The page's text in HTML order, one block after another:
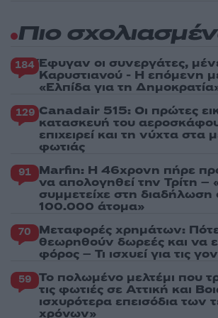
Πιο
184 Έφυγαν οι συνεργάτες,
Καρυστιανού - Η επόμενη
«Ελπίδα για τη
129 Canadair 515: Οι πρώτες
κατασκευή του
επιχειρεί και τη νύχτα στα
φωτιάς
91 Marfin: Η 46χρονη πήρε
να απολογηθεί την Τρίτη –
συμμετείχε στη διαδήλωση
100.000 άτομα»
70 Μεταφορές χρημάτων:
θεωρηθούν δωρεές και να
φόρος – Τι ισχυεί για τις
59 Το πολωμένο μελτέμι που
τις φωτιές σε Αττική και
ισχυρότερα επεισόδια των
χρόνων»